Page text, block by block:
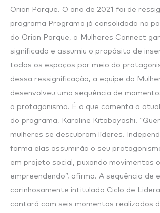
Orion Parque. O ano de 2021 foi de
programa Programa já consolidado no
do Orion Parque, o Mulheres Connect
significado e assumiu o propósito de
todos os espaços por meio do
dessa ressignificação, a equipe do
desenvolveu uma sequência de
o protagonismo. É o que comenta a
do programa, Karoline Kitabayashi.
mulheres se descubram líderes.
forma elas assumirão o seu
em projeto social, puxando movimentos
empreendendo”, afirma. A sequência de
carinhosamente intitulada Ciclo de
contará com seis momentos realizados